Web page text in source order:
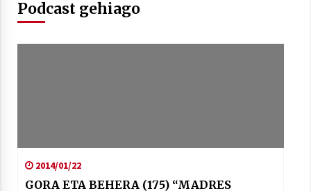
Podcast gehiago
2014/01/22
GORA ETA BEHERA (175) “MADRES